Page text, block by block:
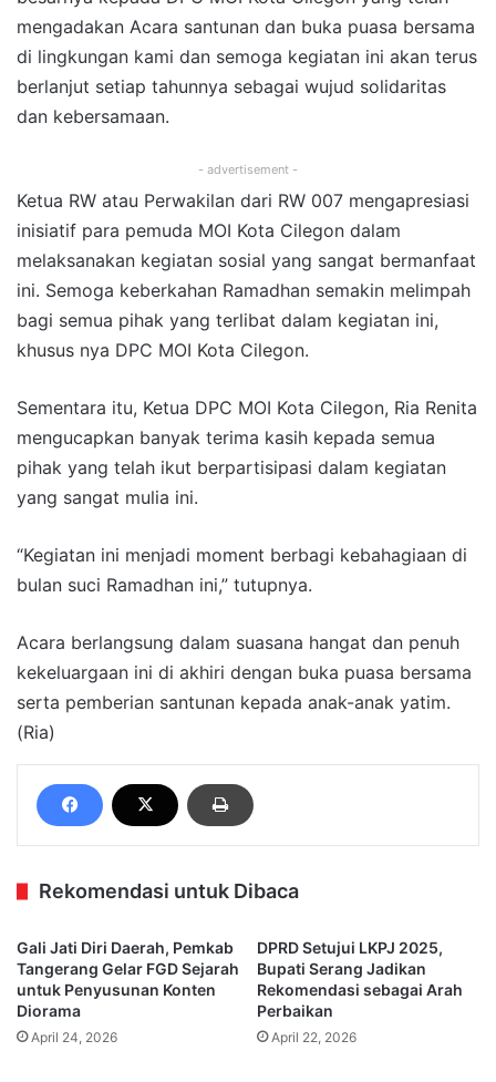
mengadakan Acara santunan dan buka puasa bersama
di lingkungan kami dan semoga kegiatan ini akan terus
berlanjut setiap tahunnya sebagai wujud solidaritas
dan kebersamaan.
- advertisement -
Ketua RW atau Perwakilan dari RW 007 mengapresiasi
inisiatif para pemuda MOI Kota Cilegon dalam
melaksanakan kegiatan sosial yang sangat bermanfaat
ini. Semoga keberkahan Ramadhan semakin melimpah
bagi semua pihak yang terlibat dalam kegiatan ini,
khusus nya DPC MOI Kota Cilegon.
Sementara itu, Ketua DPC MOI Kota Cilegon, Ria Renita
mengucapkan banyak terima kasih kepada semua
pihak yang telah ikut berpartisipasi dalam kegiatan
yang sangat mulia ini.
“Kegiatan ini menjadi moment berbagi kebahagiaan di
bulan suci Ramadhan ini,” tutupnya.
Acara berlangsung dalam suasana hangat dan penuh
kekeluargaan ini di akhiri dengan buka puasa bersama
serta pemberian santunan kepada anak-anak yatim.
(Ria)
Rekomendasi untuk Dibaca
Gali Jati Diri Daerah, Pemkab
Tangerang Gelar FGD Sejarah
untuk Penyusunan Konten
Diorama
April 24, 2026
DPRD Setujui LKPJ 2025,
Bupati Serang Jadikan
Rekomendasi sebagai Arah
Perbaikan
April 22, 2026